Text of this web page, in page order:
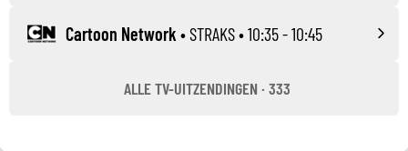
Cartoon Network •STRAKS• 10:35 - 10:45
ALLE TV-UITZENDINGEN · 333